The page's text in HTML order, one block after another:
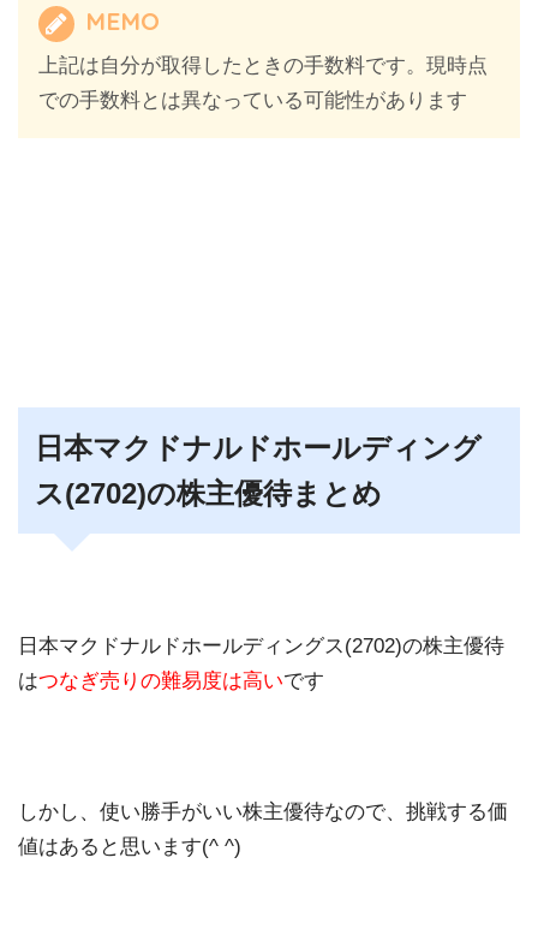
MEMO
上記は自分が取得したときの手数料です。現時点
での手数料とは異なっている可能性があります
日本マクドナルドホールディング
ス(2702)の株主優待まとめ
日本マクドナルドホールディングス(2702)の株主優待
はつなぎ売りの難易度は高いです
しかし、使い勝手がいい株主優待なので、挑戦する価
値はあると思います(^ ^)